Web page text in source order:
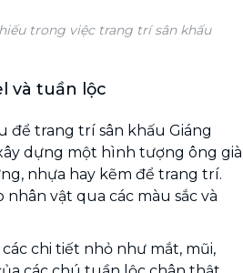
trong việc trang trí sân khấu
và tuần lộc
để trang trí sân khấu Giáng
dựng một hình tượng ông già
nhựa hay kẽm để trang trí.
nhân vật qua các màu sắc và
chi tiết nhỏ như mắt, mũi,